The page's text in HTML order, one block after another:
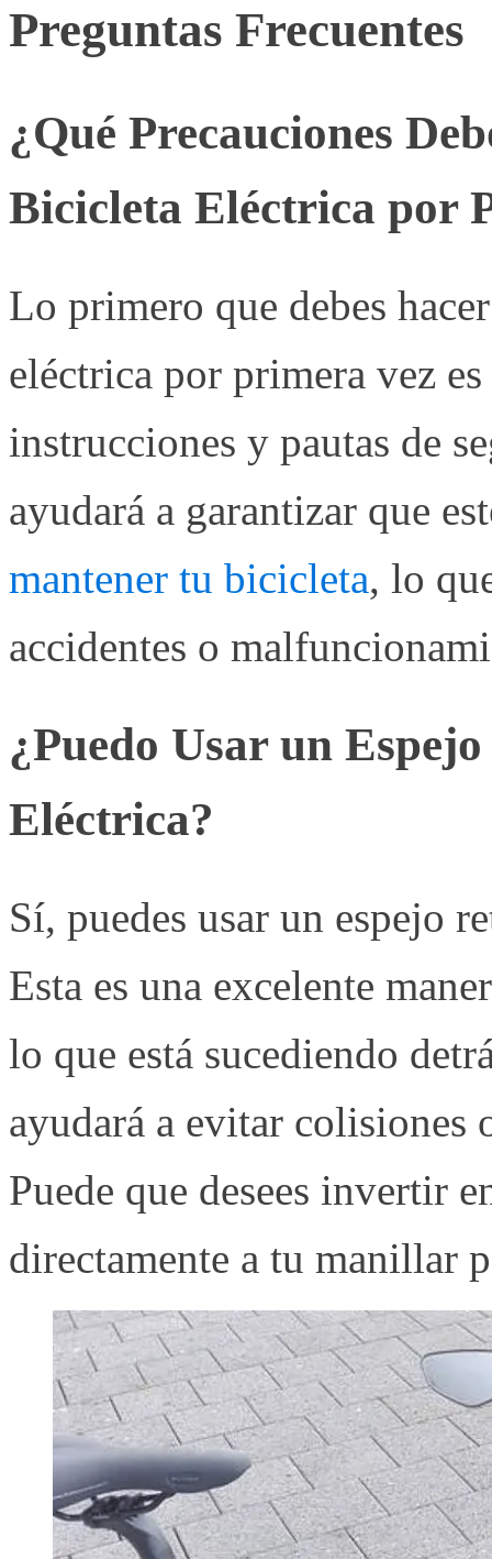
Preguntas Frecuentes
¿Qué Precauciones
Bicicleta Eléctrica por
Lo primero que debes
eléctrica por primera vez
instrucciones y pautas de
ayudará a garantizar que
mantener tu bicicleta, lo
accidentes o
¿Puedo Usar un
Eléctrica?
Sí, puedes usar un espejo
Esta es una excelente
lo que está sucediendo
ayudará a evitar colisiones
Puede que desees invertir
directamente a tu manillar